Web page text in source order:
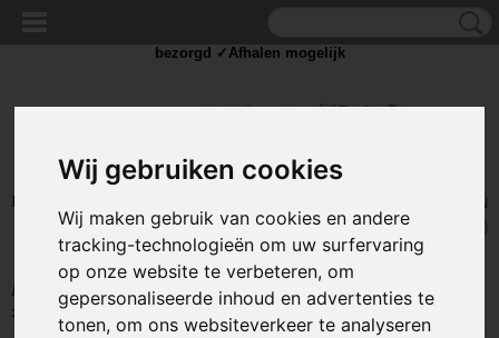
Wij gebruiken cookies
Wij maken gebruik van cookies en andere
tracking-technologieën om uw surfervaring
op onze website te verbeteren, om
gepersonaliseerde inhoud en advertenties te
tonen, om ons websiteverkeer te analyseren
Inloggen
UW WINKELWAGEN
Geen producten
(0)
Home >COMPONENTEN>KABELSCHOEN / DRAAD CONNECTORS
>
Kabelschoen - Vork
bezorgd ✓Afhalen mogelijk